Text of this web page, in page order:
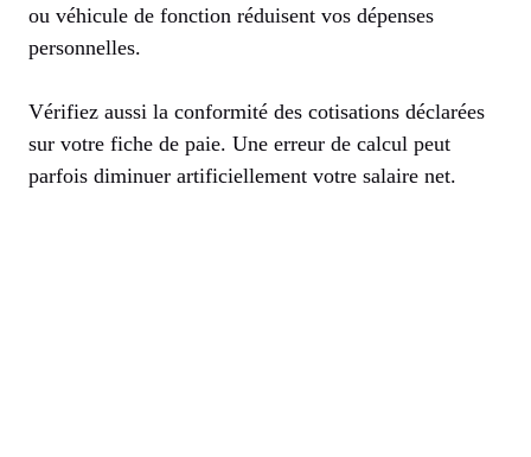
ou véhicule de fonction réduisent vos dépenses
personnelles.
Vérifiez aussi la conformité des cotisations déclarées
sur votre fiche de paie. Une erreur de calcul peut
parfois diminuer artificiellement votre salaire net.